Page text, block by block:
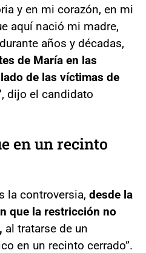
y en mi corazón, en mi
aquí nació mi madre,
años y décadas,
de María en las
de las víctimas de
, dijo el candidato
en un recinto
la controversia, desde la
que la restricción no
al tratarse de un
en un recinto cerrado”.